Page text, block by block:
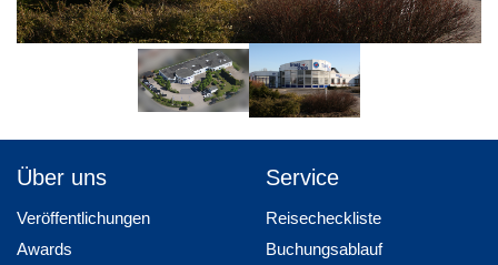
Über uns
Veröffentlichungen
Awards
Service
Reisecheckliste
Buchungsablauf